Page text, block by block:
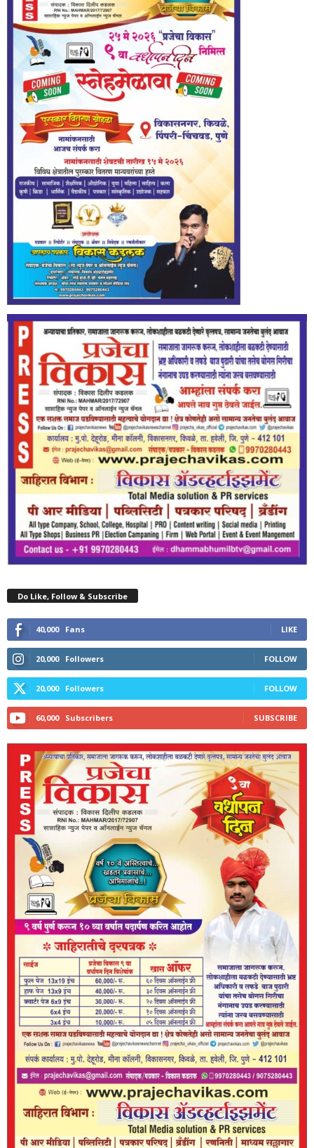
Do Like, Follow & Subscribe
40,000 Fans LIKE
20,000 Followers FOLLOW
20,000 Followers FOLLOW
60,000 Subscribers SUBSCRIBE